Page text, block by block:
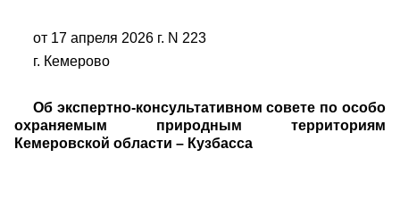
от 17 апреля 2026 г. N 223
г. Кемерово
Об экспертно-консультативном совете по особо
охраняемым природным территориям
Кемеровской области – Кузбасса